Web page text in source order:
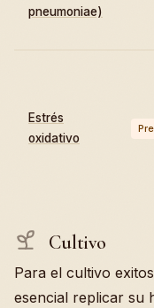
pneumoniae)
Estrés
oxidativo
Cultivo
Para el cultivo
esencial replicar su